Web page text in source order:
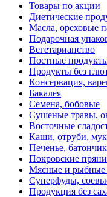
Товары по акции
Диетические
Масла, ореховые
Подарочная
Вегетарианство
Постные
Продукты без
Консервация,
Бакалея
Семена, бобовые
Сушеные травы,
Восточные
Каши, отруби,
Печенье,
Покровские
Мясные и рыбные
Суперфуды,
Продукция без